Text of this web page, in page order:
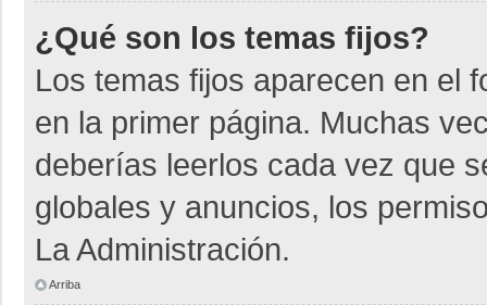
¿Qué son los temas fijos?
Los temas fijos aparecen en el
en la primer página. Muchas
deberías leerlos cada vez que
globales y anuncios, los
La Administración.
Arriba